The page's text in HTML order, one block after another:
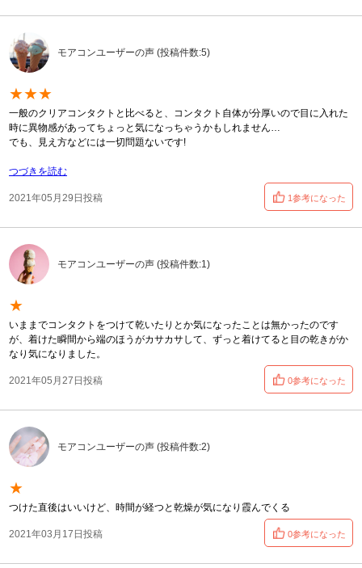
モアコンユーザーの声 (投稿件数:5)
★★★
一般のクリアコンタクトと比べると、コンタクト自体が分厚いので目に入れた
時に異物感があってちょっと気になっちゃうかもしれません…
でも、見え方などには一切問題ないです!
つづきを読む
2021年05月29日投稿 1参考になった
モアコンユーザーの声 (投稿件数:1)
★
いままでコンタクトをつけて乾いたりとか気になったことは無かったのです
が、着けた瞬間から端のほうがカサカサして、ずっと着けてると目の乾きがか
なり気になりました。
2021年05月27日投稿 0参考になった
モアコンユーザーの声 (投稿件数:2)
★
つけた直後はいいけど、時間が経つと乾燥が気になり霞んでくる
2021年03月17日投稿 0参考になった